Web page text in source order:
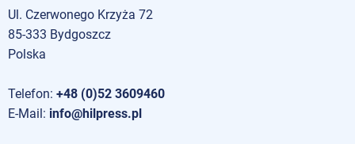
Ul. Czerwonego Krzyża 72
85-333 Bydgoszcz
Polska
Telefon: +48 (0)52 3609460
E-Mail: info@hilpress.pl